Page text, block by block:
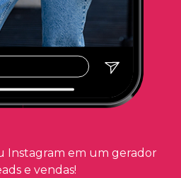
Instagram em um gerador
e vendas!